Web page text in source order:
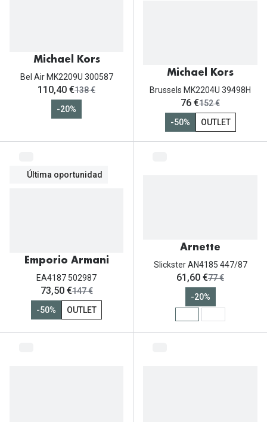
Michael Kors
Bel Air MK2209U 300587
ahora:
110,40 €antes:
138 €
-20%
Michael Kors
Brussels MK2204U 39498H
ahora:
76 €antes:
152 €
-50%
OUTLET
Última oportunidad
Emporio Armani
EA4187 502987
ahora:
73,50 €antes:
147 €
-50%
OUTLET
Arnette
Slickster AN4185 447/87
ahora:
61,60 €antes:
77 €
-20%